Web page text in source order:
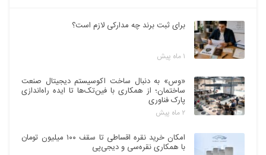
برای ثبت برند چه مدارکی لازم است؟
۱ ماه پیش
«وس» به دنبال ساخت اکوسیستم دیجیتال صنعت
ساختمان؛ از همکاری با فین‌تک‌ها تا ایده راه‌اندازی
پارک فناوری
۲ ماه پیش
امکان خرید نقره اقساطی تا سقف ۱۰۰ میلیون تومان
با همکاری نقره‌سی و دیجی‌پی